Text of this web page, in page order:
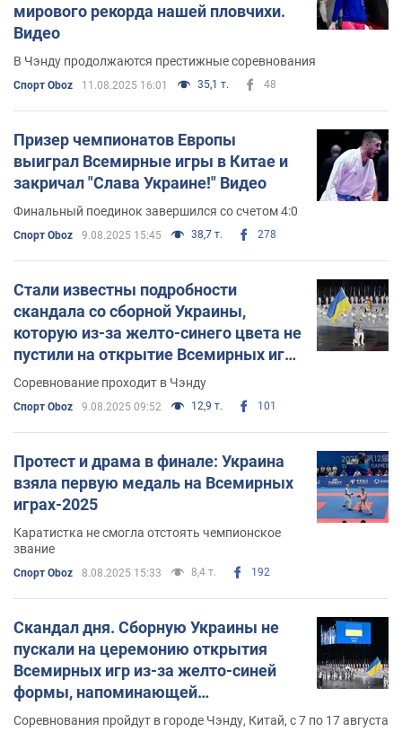
мирового рекорда нашей пловчихи.
Видео
В Чэнду продолжаются престижные соревнования
Спорт Oboz 11.08.2025 16:01 35,1 т. 48
Призер чемпионатов Европы
выиграл Всемирные игры в Китае и
закричал "Слава Украине!" Видео
Финальный поединок завершился со счетом 4:0
Спорт Oboz 9.08.2025 15:45 38,7 т. 278
Стали известны подробности
скандала со сборной Украины,
которую из-за желто-синего цвета не
пустили на открытие Всемирных игр.
Видео
Соревнование проходит в Чэнду
Спорт Oboz 9.08.2025 09:52 12,9 т. 101
Протест и драма в финале: Украина
взяла первую медаль на Всемирных
играх-2025
Каратистка не смогла отстоять чемпионское
звание
Спорт Oboz 8.08.2025 15:33 8,4 т. 192
Скандал дня. Сборную Украины не
пускали на церемонию открытия
Всемирных игр из-за желто-синей
формы, напоминающей
национальный флаг
Соревнования пройдут в городе Чэнду, Китай, с 7 по 17 августа